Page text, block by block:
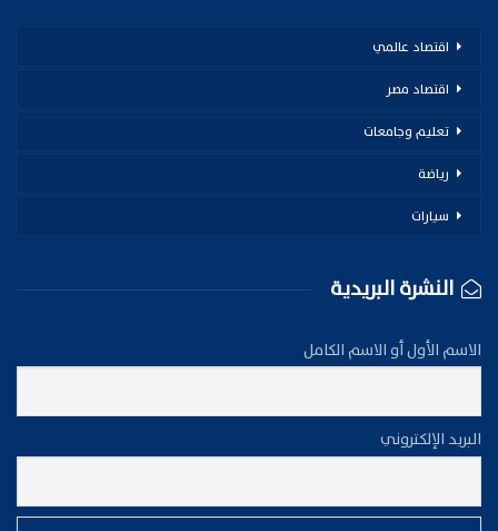
اقتصاد عالمي
اقتصاد مصر
تعليم وجامعات
رياضة
سيارات
النشرة البريدية
الاسم الأول أو الاسم الكامل
البريد الإلكتروني